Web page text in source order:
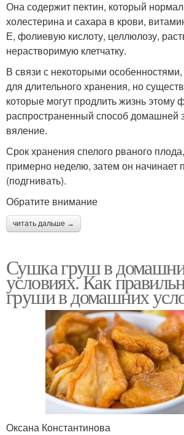
Она содержит пектин, который
холестерина и сахара в крови,
Е, фолиевую кислоту, целлюлозу,
нерастворимую клетчатку.
В связи с некоторыми
для длительного хранения, но
которые могут продлить жизнь этому
распространенный способ домашней
вяление.
Срок хранения спелого рваного
примерно неделю, затем он начинает
(подгнивать).
Обратите внимание
читать дальше →
Сушка груш в
условиях. Как
груши в домашних
Оксана Константинова